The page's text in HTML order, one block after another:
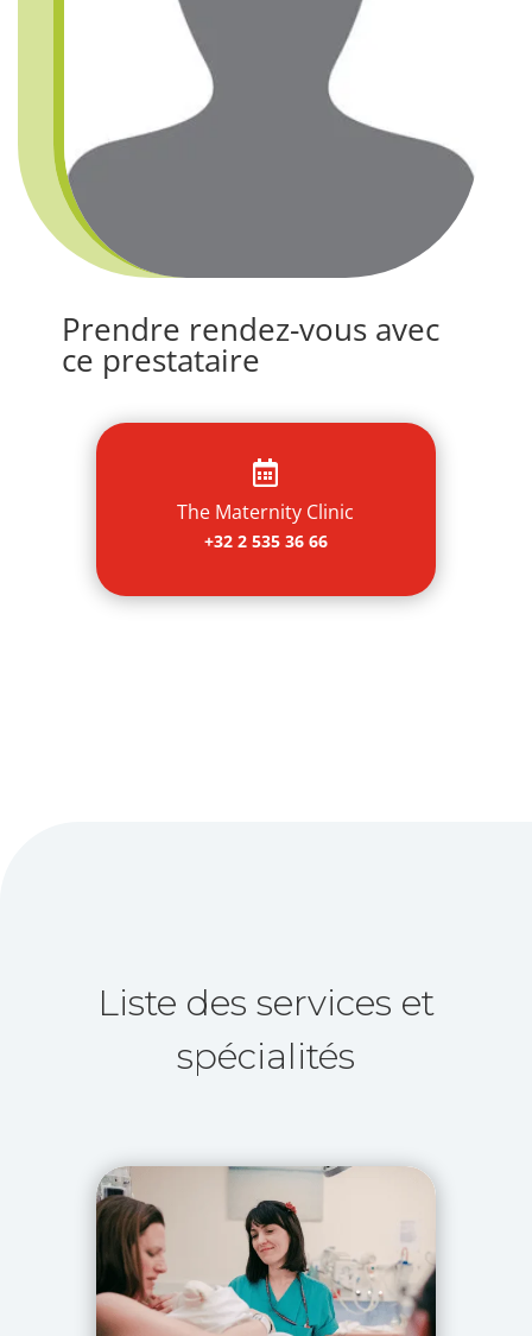
Prendre rendez-vous avec
ce prestataire

The Maternity Clinic
+32 2 535 36 66
Liste des services et
spécialités